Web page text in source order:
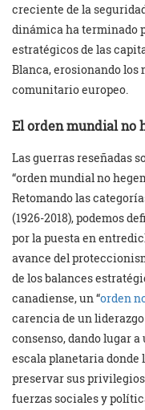
creciente de la
dinámica ha terminado
estratégicos de las
Blanca, erosionando los
comunitario europeo.
El orden mundial no
Las guerras reseñadas
“orden mundial no
Retomando las
(1926-2018), podemos
por la puesta en
avance del
de los balances
canadiense, un “orden
carencia de un
consenso, dando lugar a
escala planetaria
preservar sus
fuerzas sociales y